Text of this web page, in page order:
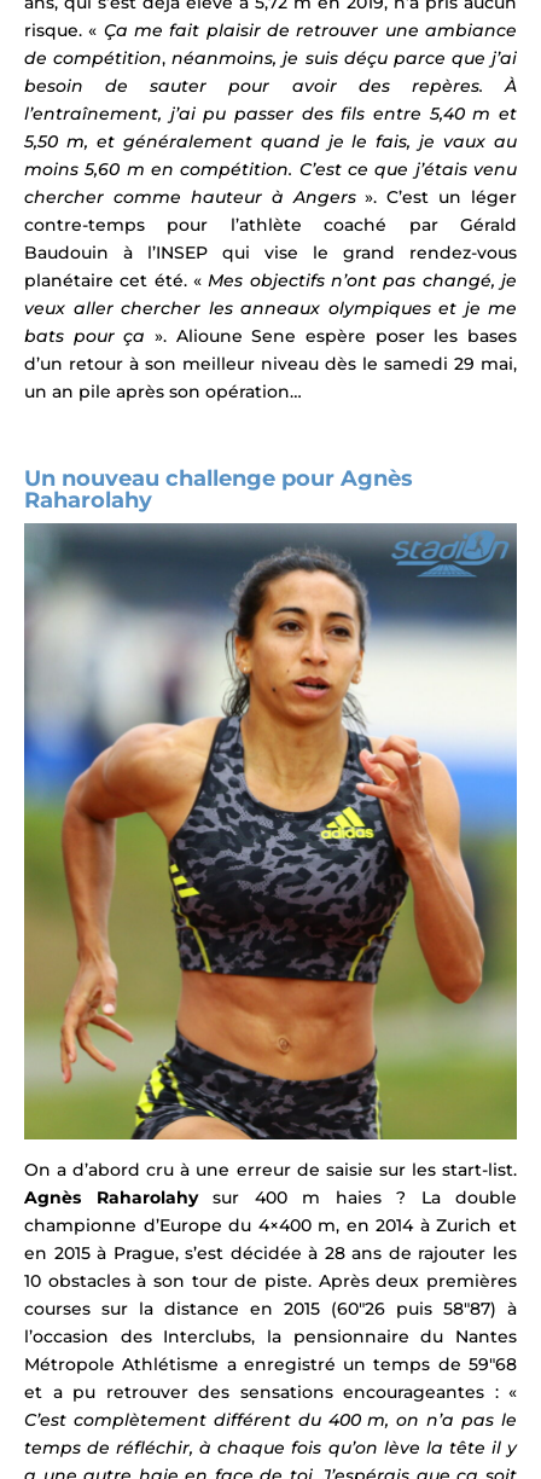
risque. « Ça me fait plaisir de retrouver une ambiance
de compétition,néanmoins, je suis déçu parce que j’ai
besoin de sauter pour avoir des repères. À
l’entraînement, j’ai pu passer des fils entre 5,40 m et
5,50 m, et généralement quand je le fais, je vaux au
moins 5,60 m en compétition. C’est ce que j’étais venu
chercher comme hauteur à Angers». C’est un léger
contre-temps pour l’athlète coaché par Gérald
Baudouin à l’INSEP qui vise le grand rendez-vous
planétaire cet été. «Mes objectifs n’ont pas changé, je
veux aller chercher les anneaux olympiques et je me
bats pour ça ». Alioune Sene espère poser les bases
d’un retour à son meilleur niveau dès le samedi 29 mai,
un an pile après son opération…
Un nouveau challenge pour Agnès
Raharolahy
On a d’abord cru à une erreur de saisie sur les start-list.
Agnès Raharolahysur 400 m haies ? La double
championne d’Europe du 4×400 m, en 2014 à Zurich et
en 2015 à Prague, s’est décidée à 28 ans de rajouter les
10 obstacles à son tour de piste. Après deux premières
courses sur la distance en 2015 (60″26 puis 58″87) à
l’occasion des Interclubs, la pensionnaire du Nantes
Métropole Athlétisme a enregistré un temps de 59″68
et a pu retrouver des sensations encourageantes : «
C’est complètement différent du 400 m, on n’a pas le
temps de réfléchir, à chaque fois qu’on lève la tête il y